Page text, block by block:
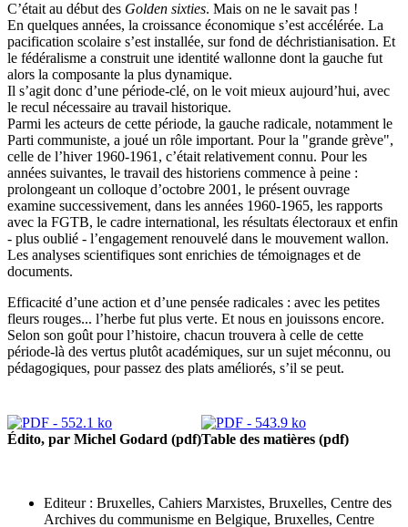
C’était au début des Golden sixties. Mais on ne le savait pas !
En quelques années, la croissance économique s’est accélérée. La
pacification scolaire s’est installée, sur fond de déchristianisation. Et
le fédéralisme a construit une identité wallonne dont la gauche fut
alors la composante la plus dynamique.
Il s’agit donc d’une période-clé, on le voit mieux aujourd’hui, avec
le recul nécessaire au travail historique.
Parmi les acteurs de cette période, la gauche radicale, notamment le
Parti communiste, a joué un rôle important. Pour la "grande grève",
celle de l’hiver 1960-1961, c’était relativement connu. Pour les
années suivantes, le travail des historiens commence à peine :
prolongeant un colloque d’octobre 2001, le présent ouvrage
examine successivement, dans les années 1960-1965, les rapports
avec la FGTB, le cadre international, les résultats électoraux et enfin
- plus oublié - l’engagement renouvelé dans le mouvement wallon.
Les analyses scientifiques sont enrichies de témoignages et de
documents.
Efficacité d’une action et d’une pensée radicales : avec les petites
fleurs rouges... l’herbe fut plus verte. Et nous en jouissons encore.
Selon son goût pour l’histoire, chacun trouvera à celle de cette
période-là des vertus plutôt académiques, sur un sujet méconnu, ou
pédagogiques, pour passez des plats améliorés, s’il se peut.
Édito, par Michel Godard (pdf)Table des matières (pdf)
Editeur : Bruxelles, Cahiers Marxistes, Bruxelles, Centre des
Archives du communisme en Belgique, Bruxelles, Centre